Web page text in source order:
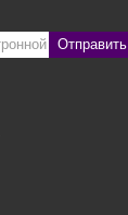
Отправить